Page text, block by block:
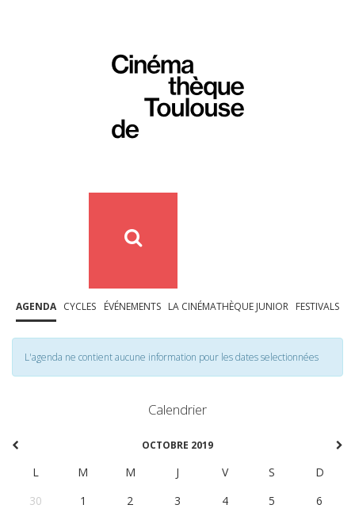
AGENDA CYCLES ÉVÉNEMENTS LA CINÉMATHÈQUE JUNIOR FESTIVALS
L'agenda ne contient aucune information pour les dates selectionnées
Calendrier
OCTOBRE 2019
L M M J V S
D
30
1 2 3 4 5
6